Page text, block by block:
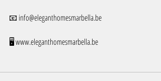
📧 info@eleganthomesmarbella.be
🖥️ www.eleganthomesmarbella.be